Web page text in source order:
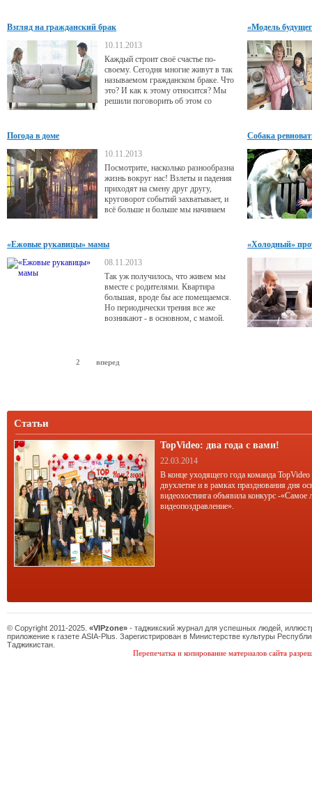
Взгляд на гражданский брак
10.11.2013
Каждый строит своё счастье по-
своему. Сегодня многие живут в так
называемом гражданском браке. Что
это? И как к этому относится? Мы
решили поговорить об этом со
«Модель
Погода в доме
10.11.2013
Посмотрите, насколько разнообразна
жизнь вокруг нас! Взлеты и падения
приходят на смену друг другу,
круговорот событий захватывает, и
всё больше и больше мы начинаем
думать о проблемах и суете будней.
Собака
«Ежовые рукавицы» мамы
08.11.2013
Так уж получилось, что живем мы
вместе с родителями. Квартира
большая, вроде бы асе помещаемся.
Но периодически трения все же
возникают - в основном, с мамой.
«Холодный»
2 вперед
Статьи
TopVideo: два года с вами!
22.03.2014
В конце уходящего года команда TopVideo
двухлетие и в рамках празднования дня
видеохостинга объявила конкурс -«Самое
видеопоздравление».
© Copyright 2011-2025. «VIPzone» - таджикский журнал для успешных людей,
приложение к газете ASIA-Plus. Зарегистрирован в Министерстве культуры
Таджикистан.
Перепечатка и копирование материалов сайта